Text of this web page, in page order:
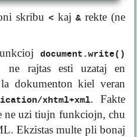
skribu <kaj &rekte (ne
document.write()
ne rajtas esti uzataj en
dokumenton kiel veran
xhtml+xml. Fakte
ne uzi tiujn funkciojn, chu
Ekzistas multe pli bonaj